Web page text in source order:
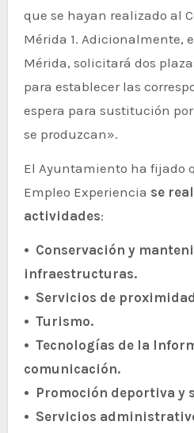
que se hayan realizado al
Mérida 1. Adicionalmente,
Mérida, solicitará dos
para establecer las
espera para sustitución
se produzcan».
El Ayuntamiento ha fijado
Empleo Experiencia se
actividades:
• Conservación y
infraestructuras.
• Servicios de
• Turismo.
• Tecnologías de la
comunicación.
• Promoción deportiva y
• Servicios